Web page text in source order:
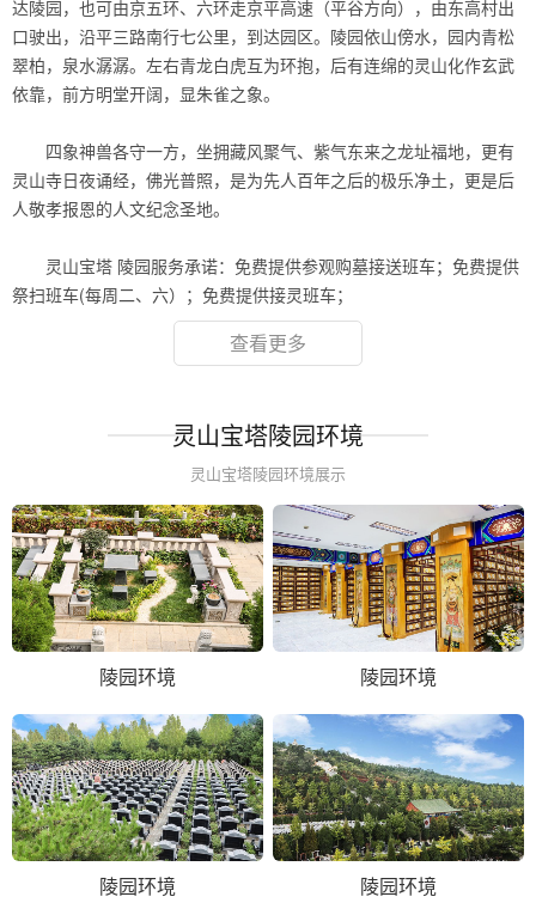
达陵园，也可由京五环、六环走京平高速（平谷方向），由东高村出
口驶出，沿平三路南行七公里，到达园区。陵园依山傍水，园内青松
翠柏，泉水潺潺。左右青龙白虎互为环抱，后有连绵的灵山化作玄武
依靠，前方明堂开阔，显朱雀之象。
四象神兽各守一方，坐拥藏风聚气、紫气东来之龙址福地，更有
灵山寺日夜诵经，佛光普照，是为先人百年之后的极乐净土，更是后
人敬孝报恩的人文纪念圣地。
灵山宝塔 陵园服务承诺：免费提供参观购墓接送班车；免费提供
祭扫班车(每周二、六）；免费提供接灵班车；
查看更多
灵山宝塔陵园环境
灵山宝塔陵园环境展示
陵园环境 陵园环境
陵园环境 陵园环境